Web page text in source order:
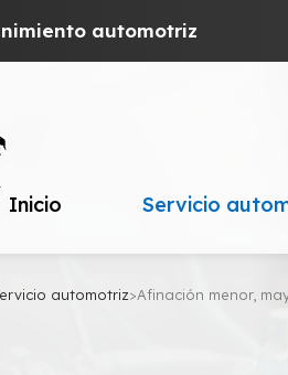
automotriz
Inicio Servicio
automotriz>Afinación menor,